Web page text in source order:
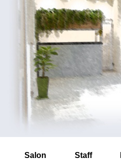
Salon Staff